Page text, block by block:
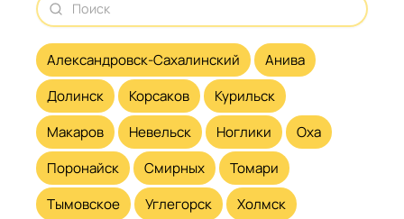
Александровск-Сахалинский
Анива
Долинск
Корсаков
Курильск
Макаров
Невельск Ноглики
Оха
Поронайск
Смирных
Томари
Тымовское
Углегорск
Холмск